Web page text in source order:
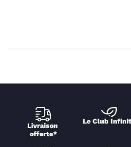
Livraison
offerte*
Le Club